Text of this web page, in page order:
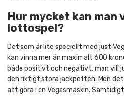
Hur mycket kan man
lottospel?
Det som är lite speciellt med just
kan vinna mer än maximalt 600
både positivt och negativt, man vill
den riktigt stora jackpotten. Men
att göra i en Vegasmaskin.